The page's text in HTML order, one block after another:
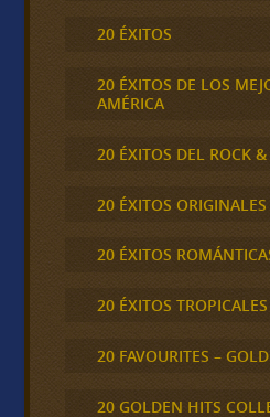
20 ÉXITOS
20 ÉXITOS DE LOS
AMÉRICA
20 ÉXITOS DEL ROCK
20 ÉXITOS ORIGINALES
20 ÉXITOS
20 ÉXITOS TROPICALES
20 FAVOURITES –
20 GOLDEN HITS